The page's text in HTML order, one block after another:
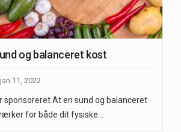
og balanceret kost
jan 11, 2022
sponsoreret At en sund og balanceret
for både dit fysiske…